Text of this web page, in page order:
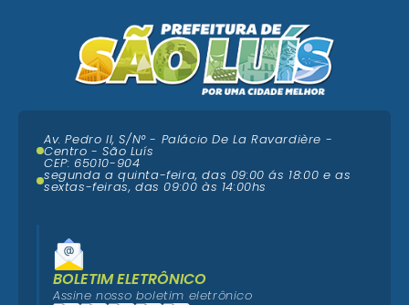
Av. Pedro II, S/N° - Palácio De La Ravardière -
Centro - São Luís
CEP: 65010-904
segunda a quinta-feira, das 09:00 ás 18:00 e as
sextas-feiras, das 09:00 às 14:00hs
BOLETIM ELETRÔNICO
Assine nosso boletim eletrônico